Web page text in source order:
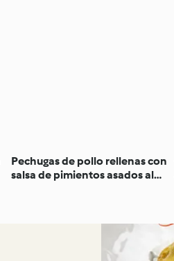
Pechugas de pollo rellenas con
salsa de pimientos asados al